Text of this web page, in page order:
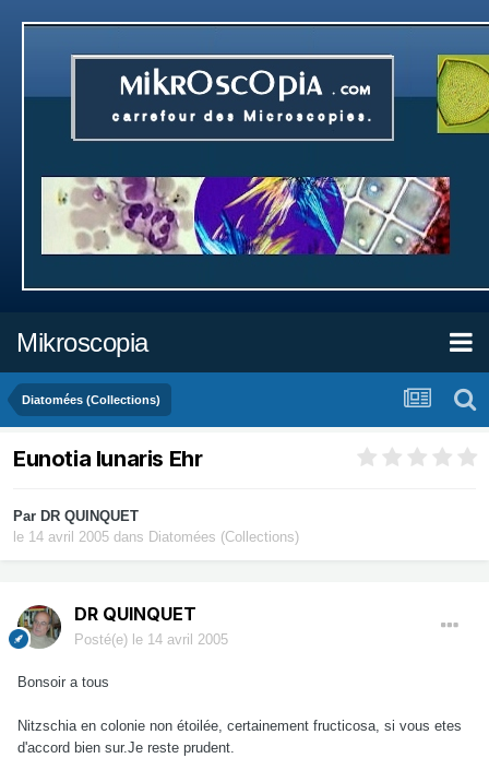
Mikroscopia
Diatomées (Collections)
Eunotia lunaris Ehr
Par DR QUINQUET
le 14 avril 2005 dans Diatomées (Collections)
DR QUINQUET
Posté(e) le 14 avril 2005
Bonsoir a tous
Nitzschia en colonie non étoilée, certainement fructicosa, si vous etes
d'accord bien sur.Je reste prudent.